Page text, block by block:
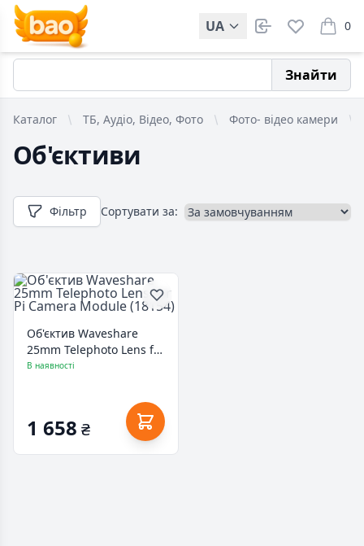
UA 0
items
Знайти
Каталог ТБ, Аудіо, Відео, Фото Фото- відео камери
Об'єктиви
Фільтр Сортувати за:
Об'єктив Waveshare
25mm Telephoto Lens for
Pi Camera Module
В наявності
1 658 ₴